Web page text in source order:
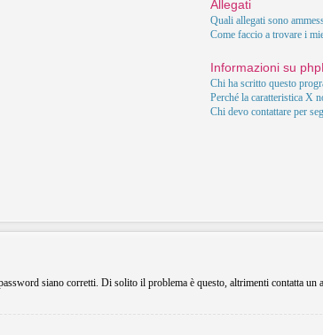
Allegati
Quali allegati sono
Come faccio a trovare i
Informazioni su
Chi ha scritto questo
Perché la caratteristica X
Chi devo contattare per
siano corretti. Di solito il problema è questo, altrimenti contatta